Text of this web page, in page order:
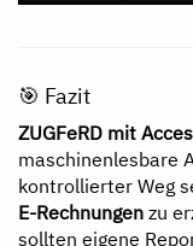
🎯 Fazit
ZUGFeRD mit
maschinenlesbare
kontrollierter Weg
E-Rechnungen zu
sollten eigene